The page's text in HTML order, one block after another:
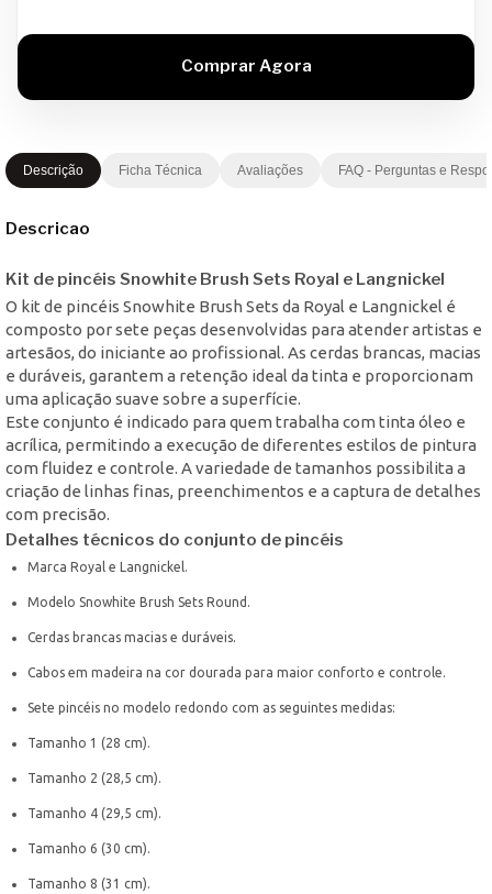
Descrição Ficha Técnica Avaliações FAQ - Perguntas e
Descricao
Kit de pincéis Snowhite Brush Sets Royal e Langnickel
O kit de pincéis Snowhite Brush Sets da Royal e Langnickel é
composto por sete peças desenvolvidas para atender artistas e
artesãos, do iniciante ao profissional. As cerdas brancas, macias
e duráveis, garantem a retenção ideal da tinta e proporcionam
uma aplicação suave sobre a superfície.
Este conjunto é indicado para quem trabalha com tinta óleo e
acrílica, permitindo a execução de diferentes estilos de pintura
com fluidez e controle. A variedade de tamanhos possibilita a
criação de linhas finas, preenchimentos e a captura de detalhes
com precisão.
Detalhes técnicos do conjunto de pincéis
Marca Royal e Langnickel.
Modelo Snowhite Brush Sets Round.
Cerdas brancas macias e duráveis.
Cabos em madeira na cor dourada para maior conforto e controle.
Sete pincéis no modelo redondo com as seguintes medidas:
Tamanho 1 (28 cm).
Tamanho 2 (28,5 cm).
Tamanho 4 (29,5 cm).
Tamanho 6 (30 cm).
Tamanho 8 (31 cm).